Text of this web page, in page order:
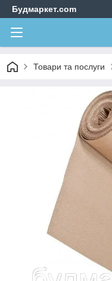
Будмаркет.com
Товари та послуги